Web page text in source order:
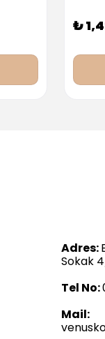
₺
Adres:
Sokak
Tel No:
Mail: